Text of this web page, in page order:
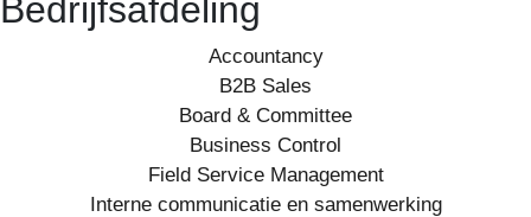
Bedrijfsafdeling
Accountancy
B2B Sales
Board & Committee
Business Control
Field Service Management
Interne communicatie en samenwerking